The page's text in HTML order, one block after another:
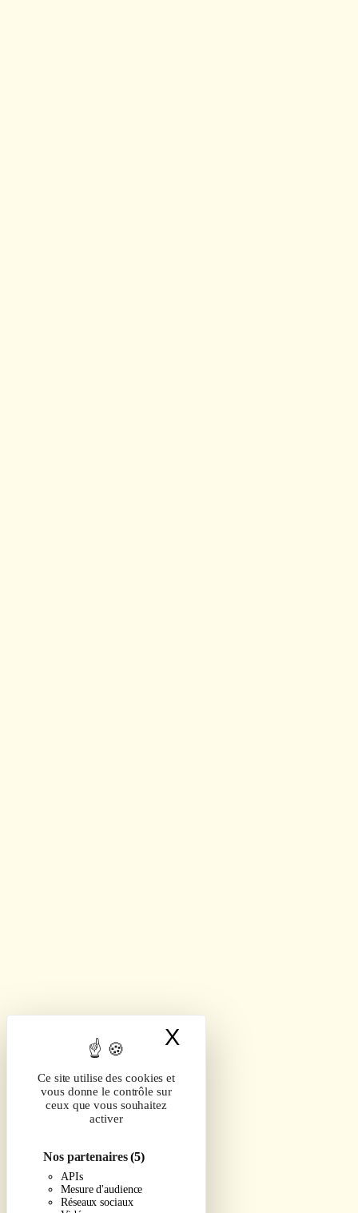
Ce site utilise des cookies et
vous donne le contrôle sur
ceux que vous souhaitez
activer
Nos partenaires(5)
APIs
Mesure d'audience
Réseaux sociaux
X